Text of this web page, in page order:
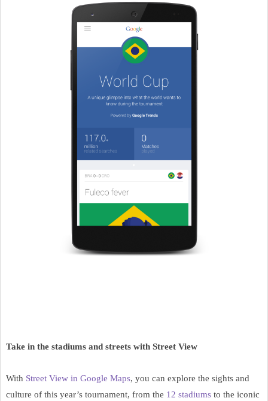
Take in the stadiums and streets with Street View
With Street View in Google Maps, you can explore the sights and
culture of this year’s tournament, from the 12 stadiums